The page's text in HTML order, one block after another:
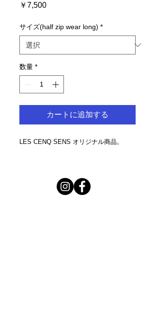
￥7,500価
サイズ(half zip wear long) *
数量 *
カートに追加する
LES CENQ SENS オリジナル商品。